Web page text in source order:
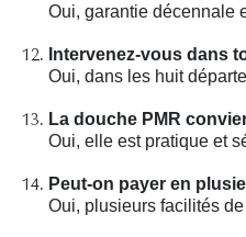
Oui, garantie décennale
Intervenez-vous dans
Oui, dans les huit
La douche PMR
Oui, elle est pratique et
Peut-on payer en
Oui, plusieurs facilités